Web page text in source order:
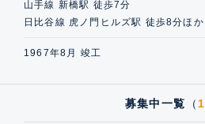
山手線 新橋駅 徒歩7分
日比谷線 虎ノ門ヒルズ駅 徒歩8分ほか
1967年8月 竣工
募集中一覧 （ 1